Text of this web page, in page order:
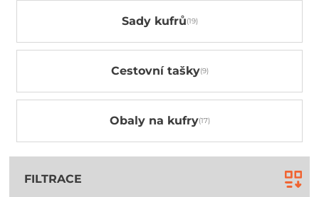
Sady kufrů
Cestovní tašky
Obaly na kufry
FILTRACE